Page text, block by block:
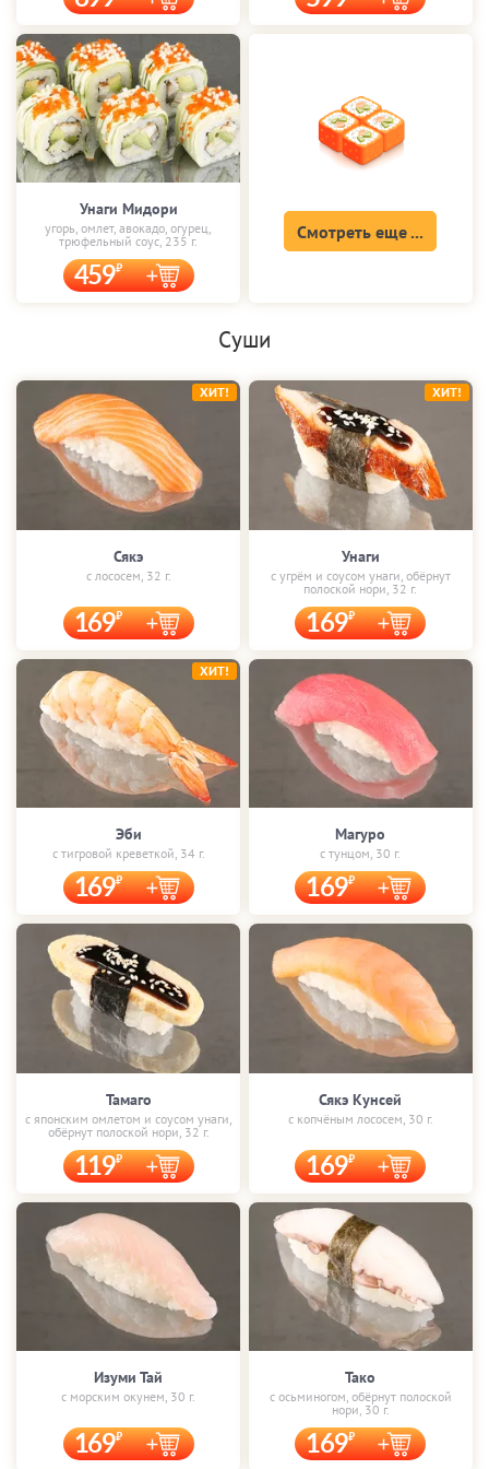
Унаги Мидори
угорь, омлет, авокадо, огурец,
трюфельный соус, 235 г.
459
Смотреть еще ...
Суши
Сякэ
с лососем, 32 г.
169
ХИТ!
Унаги
с угрём и соусом унаги, обёрнут
полоской нори, 32 г.
169
ХИТ!
Эби
с тигровой креветкой, 34 г.
169
ХИТ!
Магуро
с тунцом, 30 г.
169
Тамаго
с японским омлетом и соусом унаги,
обёрнут полоской нори, 32 г.
119
Сякэ Кунсей
с копчёным лососем, 30 г.
169
Изуми Тай
с морским окунем, 30 г.
169
Тако
с осьминогом, обёрнут полоской
нори, 30 г.
169